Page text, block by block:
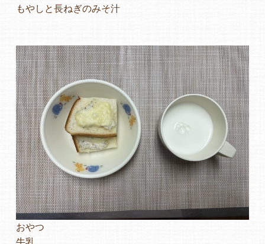
もやしと長ねぎのみそ汁
おやつ